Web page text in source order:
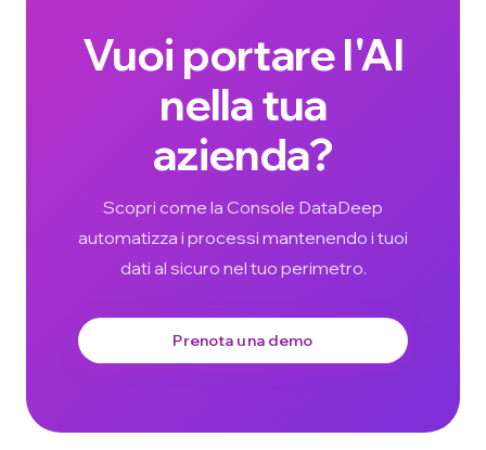
Vuoi portare l'AI
nella tua
azienda?
Scopri come la Console DataDeep
automatizza i processi mantenendo i tuoi
dati al sicuro nel tuo perimetro.
Prenota una demo